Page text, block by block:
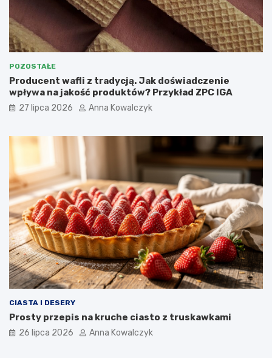
POZOSTAŁE
Producent wafli z tradycją. Jak doświadczenie
wpływa na jakość produktów? Przykład ZPC IGA
27 lipca 2026 Anna Kowalczyk
CIASTA I DESERY
Prosty przepis na kruche ciasto z truskawkami
26 lipca 2026 Anna Kowalczyk